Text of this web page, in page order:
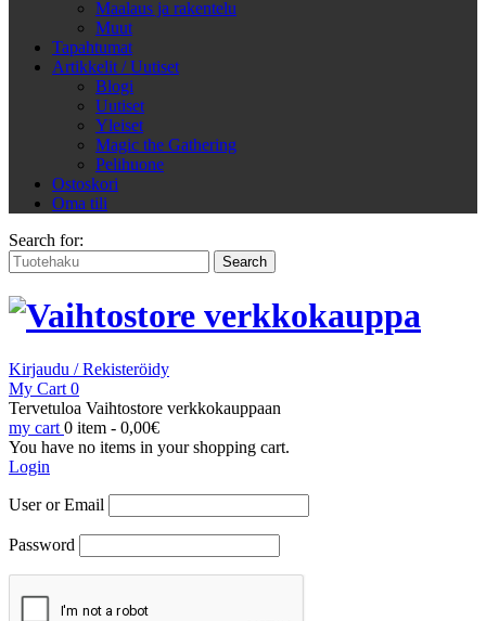
Maalaus ja rakentelu
Muut
Tapahtumat
Artikkelit / Uutiset
Blogi
Uutiset
Yleiset
Magic the Gathering
Pelihuone
Ostoskori
Oma tili
Search for:
Kirjaudu / Rekisteröidy
My Cart 0
Tervetuloa Vaihtostore verkkokauppaan
my cart 0 item - 0,00€
You have no items in your shopping cart.
Login
User or Email
Password